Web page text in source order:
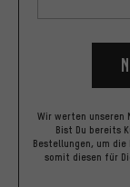
Wir werten unseren
Bist Du bereits
Bestellungen, um
somit diesen für